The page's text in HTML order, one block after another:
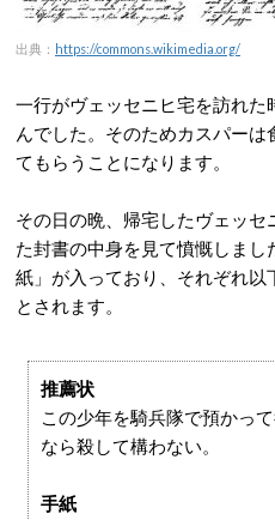
出典： https://commons.wikimedia.org/
一行がヴェッセニヒ宅を訪れ
んでした。そのためカスパー
てもらうことになります。
その日の晩、帰宅したヴェッ
た封書の中身を見て憤慨しま
紙」が入っており、それぞれ以
とされます。
推薦状
この少年を騎兵隊で預かっ
なら殺して構わない。
手紙